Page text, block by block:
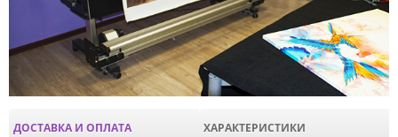
ДОСТАВКА И ОПЛАТА ХАРАКТЕРИСТИКИ